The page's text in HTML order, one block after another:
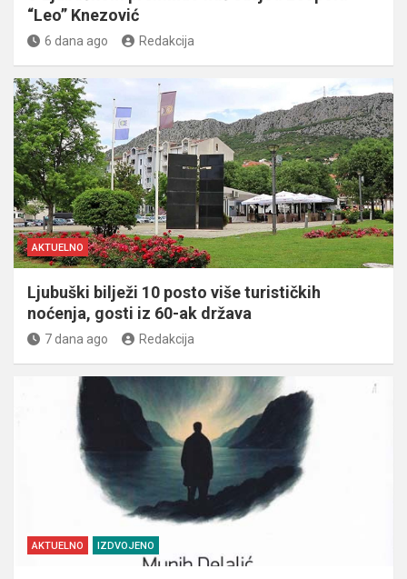
“Leo” Knezović
6 dana ago Redakcija
AKTUELNO
Ljubuški bilježi 10 posto više turističkih
noćenja, gosti iz 60-ak država
7 dana ago Redakcija
AKTUELNO IZDVOJENO